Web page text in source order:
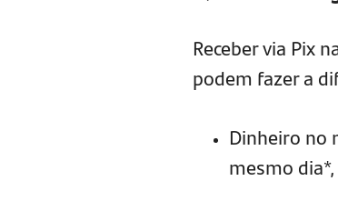
Receber via Pix
podem fazer a
Dinheiro no
mesmo